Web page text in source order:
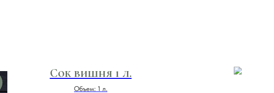
Сок вишня 1 л.
Объем: 1 л.